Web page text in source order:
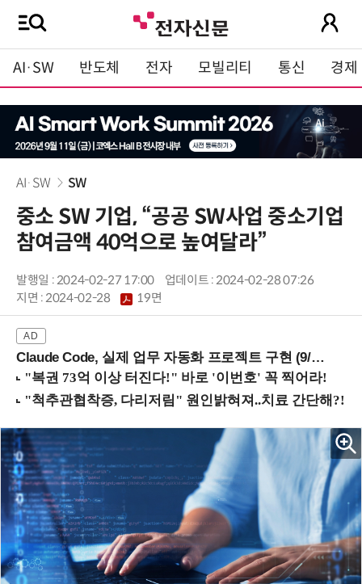
AI·SW 반도체 전자 모빌리티 통신 경제
AI·SW SW
중소 SW 기업, “공공 SW사업 중소기업
참여금액 40억으로 높여달라”
발행일 : 2024-02-27 17:00
업데이트 : 2024-02-28 07:26
지면 :2024-02-28 19면
Claude Code, 실제 업무 자동화 프로젝트 구현 (9/16 ~17 강남역)